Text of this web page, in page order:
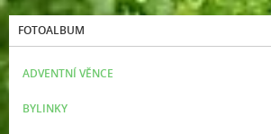
FOTOALBUM
ADVENTNÍ VĚNCE
BYLINKY